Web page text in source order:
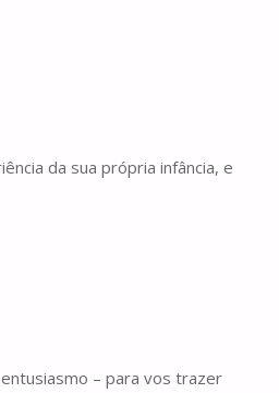
da sua própria infância, e
– para vos trazer